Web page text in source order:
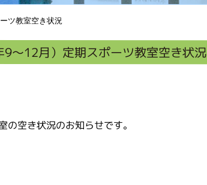
ツ教室空き状況
9～12月）定期スポーツ教室空き状況
空き状況のお知らせです。